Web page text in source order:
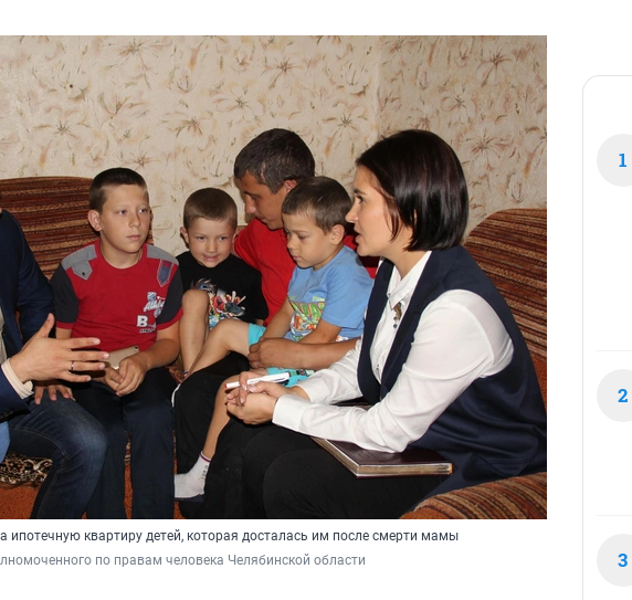
ипотечную квартиру детей, которая досталась им после смерти мамы
по правам человека Челябинской области
1
2
3